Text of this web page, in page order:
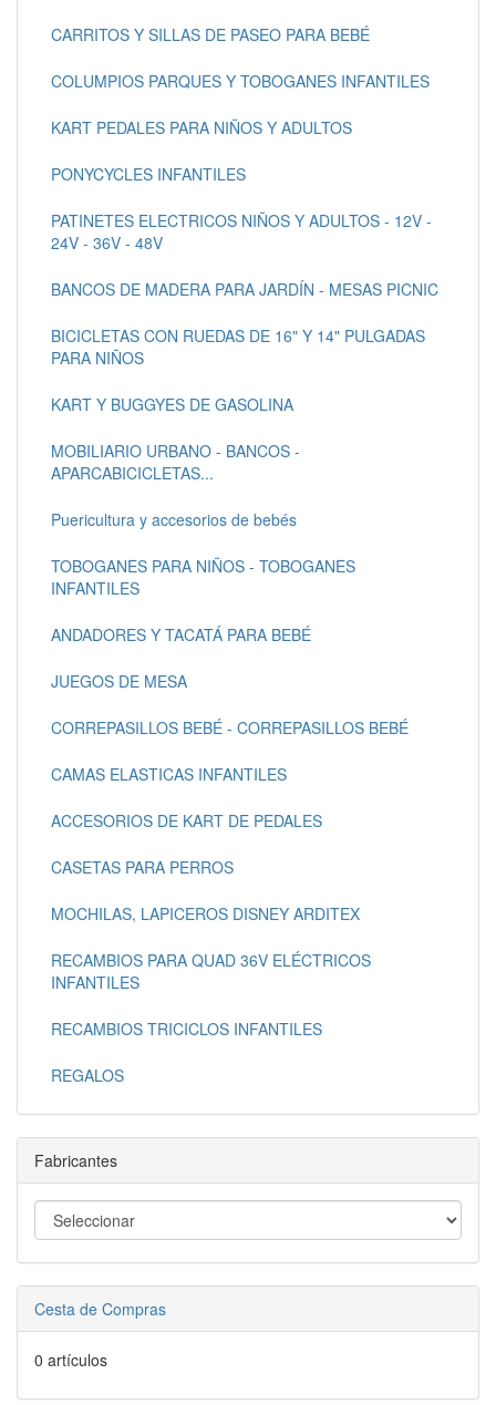
CARRITOS Y SILLAS DE PASEO PARA BEBÉ
COLUMPIOS PARQUES Y TOBOGANES INFANTILES
KART PEDALES PARA NIÑOS Y ADULTOS
PONYCYCLES INFANTILES
PATINETES ELECTRICOS NIÑOS Y ADULTOS - 12V -
24V - 36V - 48V
BANCOS DE MADERA PARA JARDÍN - MESAS PICNIC
BICICLETAS CON RUEDAS DE 16" Y 14" PULGADAS
PARA NIÑOS
KART Y BUGGYES DE GASOLINA
MOBILIARIO URBANO - BANCOS -
APARCABICICLETAS...
Puericultura y accesorios de bebés
TOBOGANES PARA NIÑOS - TOBOGANES
INFANTILES
ANDADORES Y TACATÁ PARA BEBÉ
JUEGOS DE MESA
CORREPASILLOS BEBÉ - CORREPASILLOS BEBÉ
CAMAS ELASTICAS INFANTILES
ACCESORIOS DE KART DE PEDALES
CASETAS PARA PERROS
MOCHILAS, LAPICEROS DISNEY ARDITEX
RECAMBIOS PARA QUAD 36V ELÉCTRICOS
INFANTILES
RECAMBIOS TRICICLOS INFANTILES
REGALOS
Fabricantes
Cesta de Compras
0 artículos